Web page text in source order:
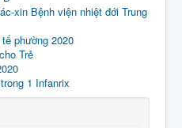
xin Bệnh viện nhiệt đới Trung
phường 2020
Trẻ
1 Infanrix